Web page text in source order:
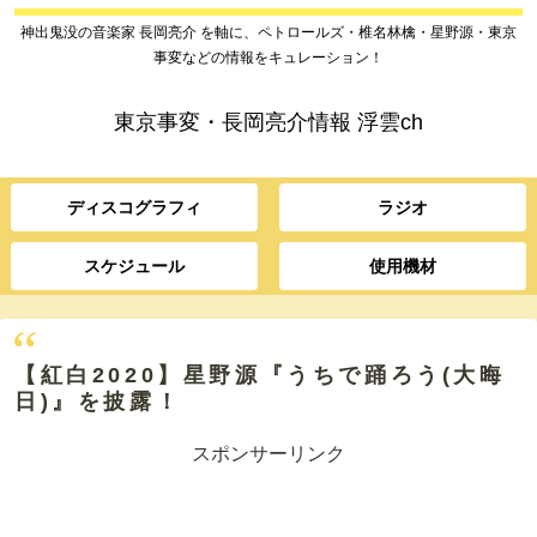
神出鬼没の音楽家 長岡亮介 を軸に、ペトロールズ・椎名林檎・星野源・東京
事変などの情報をキュレーション！
東京事変・長岡亮介情報 浮雲ch
ディスコグラフィ ラジオ
スケジュール 使用機材
【紅白2020】星野源『うちで踊ろう(大晦
日)』を披露！
スポンサーリンク